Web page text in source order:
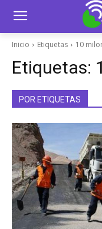
Inicio Etiquetas 10
Etiquetas:
POR ETIQUETAS